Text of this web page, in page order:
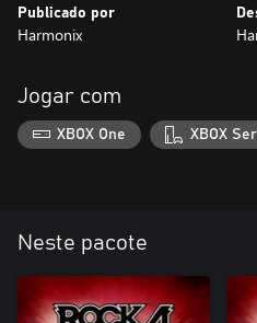
Publicado por
Harmonix
Jogar com
XBOX One XBOX
Neste pacote